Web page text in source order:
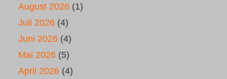
August 2026 (1)
Juli 2026 (4)
Juni 2026 (4)
Mai 2026 (5)
April 2026 (4)